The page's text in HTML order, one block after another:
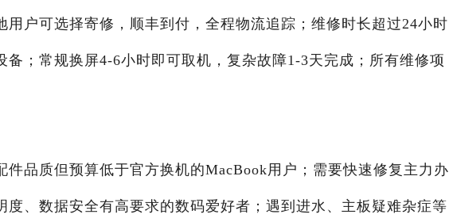
用户可选择寄修，顺丰到付，全程物流追踪；维修时长超过24小时
备；常规换屏4-6小时即可取机，复杂故障1-3天完成；所有维修项
件品质但预算低于官方换机的MacBook用户；需要快速修复主力办
度、数据安全有高要求的数码爱好者；遇到进水、主板疑难杂症等